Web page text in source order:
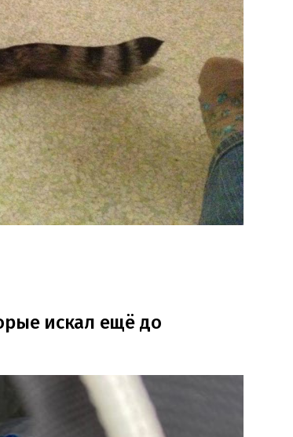
искал ещё до